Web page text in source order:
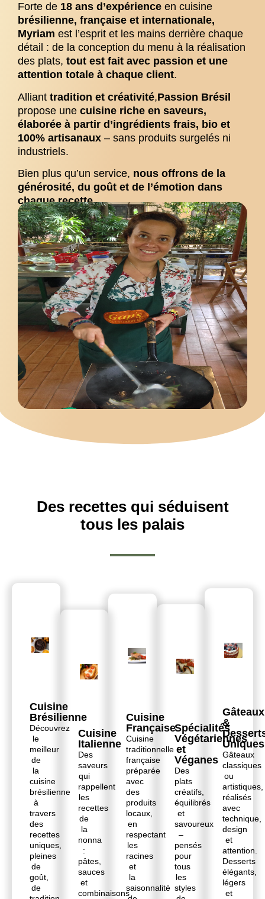
Forte de 18 ans d’expérience en cuisine
brésilienne, française et internationale,
Myriam est l’esprit et les mains derrière chaque
détail : de la conception du menu à la réalisation
des plats, tout est fait avec passion et une
attention totale à chaque client.
Alliant tradition et créativité,Passion Brésil
propose une cuisine riche en saveurs,
élaborée à partir d’ingrédients frais, bio et
100% artisanaux – sans produits surgelés ni
industriels.
Bien plus qu’un service, nous offrons de la
générosité, du goût et de l’émotion dans
chaque recette.
Des recettes qui séduisent
tous les palais
Cuisine
Brésilienne
Découvrez
le
meilleur
de
la
cuisine
brésilienne
à
travers
des
recettes
uniques,
pleines
de
goût,
de
Cuisine
Italienne
Des
saveurs
qui
rappellent
les
recettes
de
la
nonna
:
pâtes,
sauces
et
combinaisons
Cuisine
Française
Cuisine
traditionnelle
française
préparée
avec
des
produits
locaux,
en
respectant
les
racines
et
la
saisonnalité
Spécialités
Végétariennes
et
Véganes
Des
plats
créatifs,
équilibrés
et
savoureux
–
pensés
pour
tous
les
styles
Gâteaux
&
Uniques
Gâteaux
classiques
ou
artistiques,
réalisés
avec
technique,
design
et
attention.
Desserts
élégants,
légers
et